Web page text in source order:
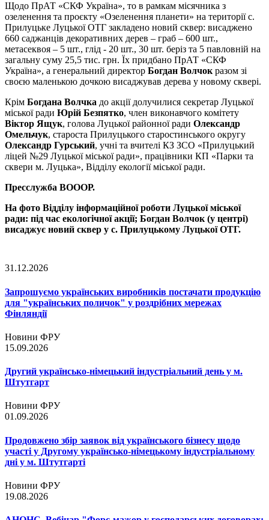
Щодо ПрАТ «СКФ Україна», то в рамкам місячника з
озеленення та проєкту «Озеленення планети» на території с.
Прилуцьке Луцької ОТГ закладено новий сквер: висаджено
660 саджанців декоративних дерев – граб – 600 шт.,
метасеквоя – 5 шт., глід - 20 шт., 30 шт. беріз та 5 павловній на
загальну суму 25,5 тис. грн. Їх придбано ПрАТ «СКФ
Україна», а генеральний директор Богдан Волчок разом зі
своєю маленькою дочкою висаджував дерева у новому сквері.
Крім Богдана Волчка до акції долучилися секретар Луцької
міської ради Юрій Безпятко, член виконавчого комітету
Віктор Ящук, голова Луцької районної ради Олександр
Омельчук, староста Прилуцького старостинського округу
Олександр Гурський, учні та вчителі КЗ ЗСО «Прилуцький
ліцей №29 Луцької міської ради», працівники КП «Парки та
сквери м. Луцька», Відділу екології міської ради.
Пресслужба ВОООР.
На фото Відділу інформаційної роботи Луцької міської
ради: під час екологічної акції; Богдан Волчок (у центрі)
висаджує новий сквер у с. Прилуцькому Луцької ОТГ.
31.12.2026
Запрошуємо українських виробників постачати продукцію
для "українських поличок" у роздрібних мережах
Фінляндії
Новини ФРУ
15.09.2026
Другий українсько-німецький індустріальний день у м.
Штутгарт
Новини ФРУ
01.09.2026
Продовжено збір заявок від українського бізнесу щодо
участі у Другому українсько-німецькому індустріальному
дні у м. Штутгарті
Новини ФРУ
19.08.2026